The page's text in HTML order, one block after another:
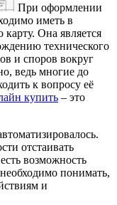
При оформлении
иметь в
карту. Она является
технического
и споров вокруг
ведь многие до
к вопросу её
купить – это
отстаивать
возможность
понимать,
и